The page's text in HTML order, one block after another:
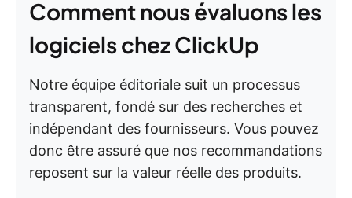
Comment nous évaluons les
logiciels chez ClickUp
Notre équipe éditoriale suit un processus
transparent, fondé sur des recherches et
indépendant des fournisseurs. Vous pouvez
donc être assuré que nos recommandations
reposent sur la valeur réelle des produits.